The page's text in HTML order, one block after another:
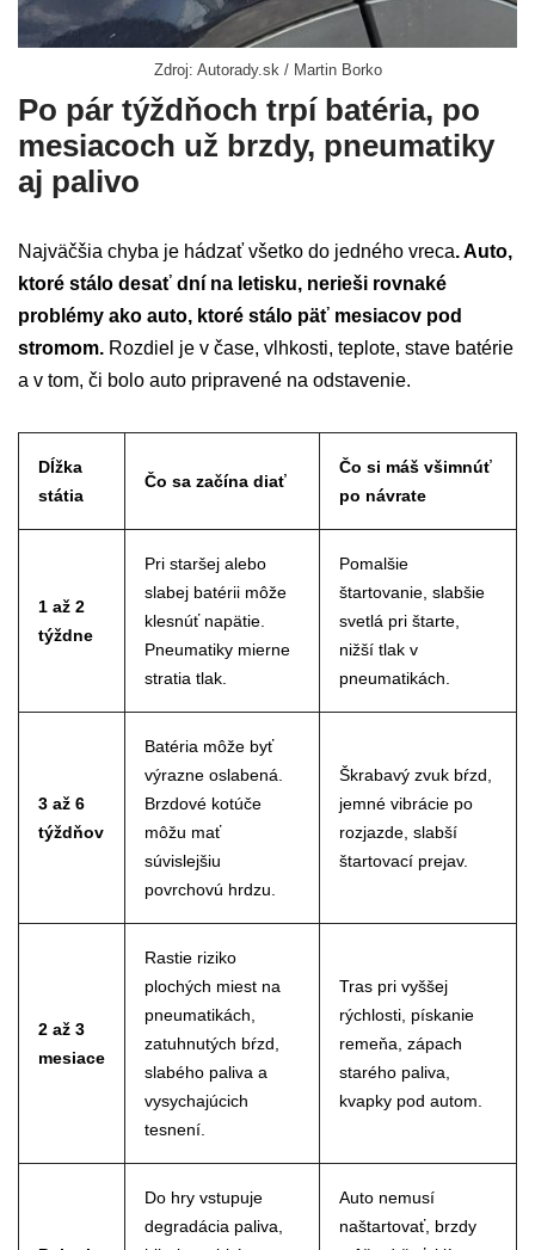
Zdroj: Autorady.sk / Martin Borko
Po pár týždňoch trpí batéria, po
mesiacoch už brzdy, pneumatiky
aj palivo
Najväčšia chyba je hádzať všetko do jedného vreca. Auto,
ktoré stálo desať dní na letisku, nerieši rovnaké
problémy ako auto, ktoré stálo päť mesiacov pod
stromom. Rozdiel je v čase, vlhkosti, teplote, stave batérie
a v tom, či bolo auto pripravené na odstavenie.
Dĺžka
státia
Čo sa začína diať
Čo si máš všimnúť
po návrate
1 až 2
týždne
Pri staršej alebo
slabej batérii môže
klesnúť napätie.
Pneumatiky mierne
stratia tlak.
Pomalšie
štartovanie, slabšie
svetlá pri štarte,
nižší tlak v
pneumatikách.
3 až 6
týždňov
Batéria môže byť
výrazne oslabená.
Brzdové kotúče
môžu mať
súvislejšiu
povrchovú hrdzu.
Škrabavý zvuk bŕzd,
jemné vibrácie po
rozjazde, slabší
štartovací prejav.
2 až 3
mesiace
Rastie riziko
plochých miest na
pneumatikách,
zatuhnutých bŕzd,
slabého paliva a
vysychajúcich
tesnení.
Tras pri vyššej
rýchlosti, pískanie
remeňa, zápach
starého paliva,
kvapky pod autom.
Do hry vstupuje
degradácia paliva,
Auto nemusí
naštartovať, brzdy